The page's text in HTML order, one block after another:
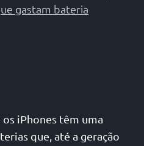
gastam bateria
iPhones têm uma
que, até a geração